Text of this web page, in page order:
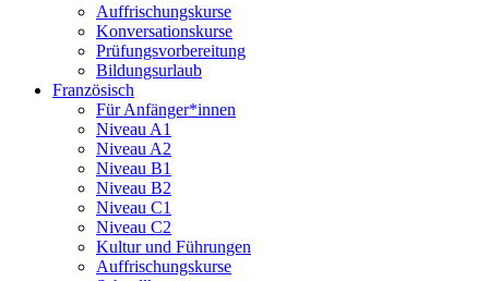
Auffrischungskurse
Konversationskurse
Prüfungsvorbereitung
Bildungsurlaub
Französisch
Für Anfänger*innen
Niveau A1
Niveau A2
Niveau B1
Niveau B2
Niveau C1
Niveau C2
Kultur und Führungen
Auffrischungskurse